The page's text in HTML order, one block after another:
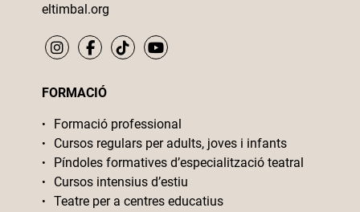
eltimbal.org
FORMACIÓ
Formació professional
Cursos regulars per adults, joves i infants
Píndoles formatives d’especialització teatral
Cursos intensius d’estiu
Teatre per a centres educatius